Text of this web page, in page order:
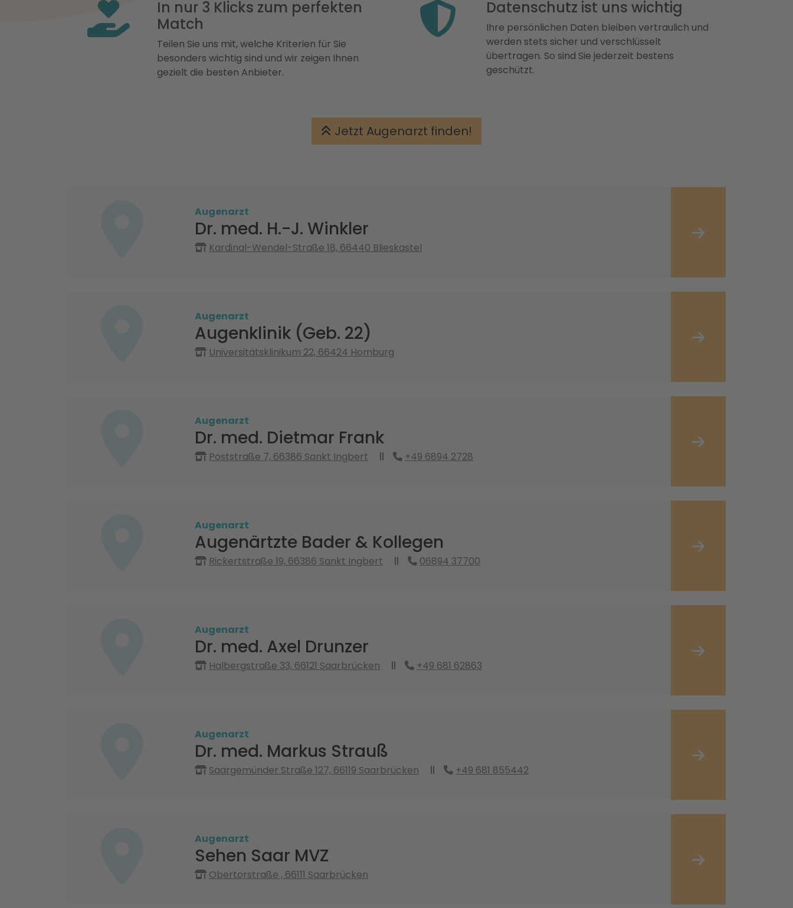
In nur 3 Klicks zum perfekten
Match
Teilen Sie uns mit, welche Kriterien für Sie
besonders wichtig sind und wir zeigen Ihnen
gezielt die besten Anbieter.
Datenschutz ist uns wichtig
Ihre persönlichen Daten bleiben vertraulich und
werden stets sicher und verschlüsselt
übertragen. So sind Sie jederzeit bestens
geschützt.
Jetzt Augenarzt finden!
Augenarzt
Dr. med. H.-J. Winkler
Kardinal-Wendel-Straße 18, 66440 Blieskastel
Augenarzt
Augenklinik (Geb. 22)
Universitätsklinikum 22, 66424 Homburg
Augenarzt
Dr. med. Dietmar Frank
Poststraße 7, 66386 Sankt Ingbert +49 6894 2728
Augenarzt
Augenärtzte Bader & Kollegen
Rickertstraße 19, 66386 Sankt Ingbert 06894 37700
Augenarzt
Dr. med. Axel Drunzer
Halbergstraße 33, 66121 Saarbrücken +49 681 62863
Augenarzt
Dr. med. Markus Strauß
Saargemünder Straße 127, 66119 Saarbrücken +49 681 855442
Augenarzt
Sehen Saar MVZ
Obertorstraße , 66111 Saarbrücken